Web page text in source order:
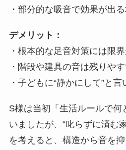
・部分的な吸音で効果が出
デメリット：
・根本的な足音対策には限
・階段や建具の音は残りや
・子どもに“静かにして”と
S様は当初「生活ルールで何
いましたが、“叱らずに済む
を考えると、構造から音を